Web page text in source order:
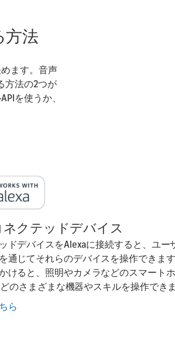
方法
ます。音声
方法の2つが
を使うか、
ネクテッドデバイス
ドデバイスをAlexaに接続すると、ユー
通じてそれらのデバイスを操作できま
けると、照明やカメラなどのスマート
のさまざまな機器やスキルを操作できま
ら